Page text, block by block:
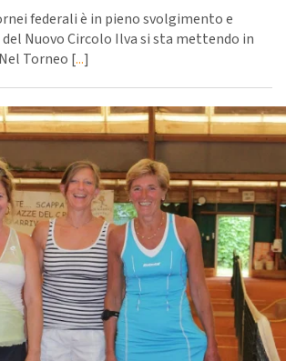
federali è in pieno svolgimento e
Nuovo Circolo Ilva si sta mettendo in
Torneo [...]